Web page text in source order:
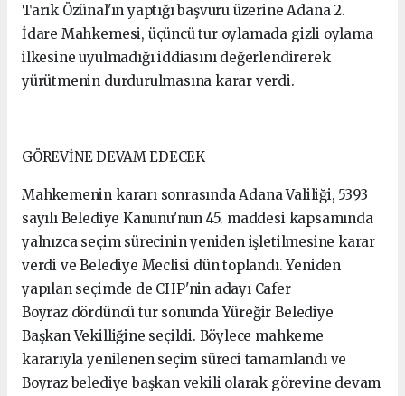
Tarık Özünal'ın yaptığı başvuru üzerine Adana 2.
İdare Mahkemesi, üçüncü tur oylamada gizli oylama
ilkesine uyulmadığı iddiasını değerlendirerek
yürütmenin durdurulmasına karar verdi.
GÖREVİNE DEVAM EDECEK
Mahkemenin kararı sonrasında Adana Valiliği, 5393
sayılı Belediye Kanunu'nun 45. maddesi kapsamında
yalnızca seçim sürecinin yeniden işletilmesine karar
verdi ve Belediye Meclisi dün toplandı. Yeniden
yapılan seçimde de CHP'nin adayı Cafer
Boyraz dördüncü tur sonunda Yüreğir Belediye
Başkan Vekilliğine seçildi. Böylece mahkeme
kararıyla yenilenen seçim süreci tamamlandı ve
Boyraz belediye başkan vekili olarak görevine devam